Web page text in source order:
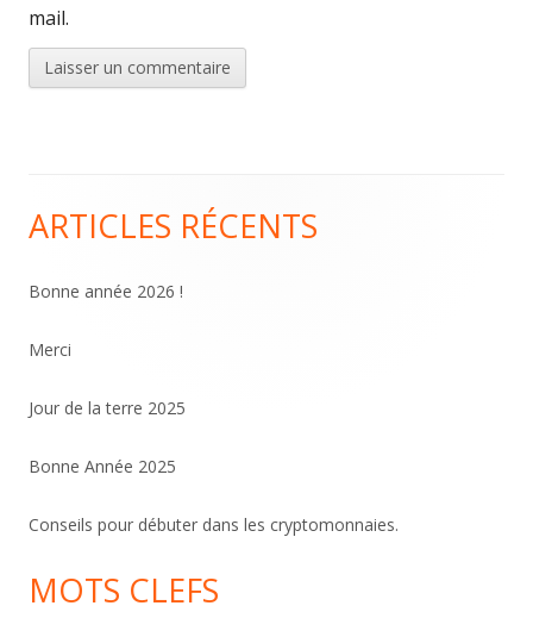
mail.
Colonne
principale
ARTICLES RÉCENTS
Bonne année 2026 !
Merci
Jour de la terre 2025
Bonne Année 2025
Conseils pour débuter dans les cryptomonnaies.
MOTS CLEFS